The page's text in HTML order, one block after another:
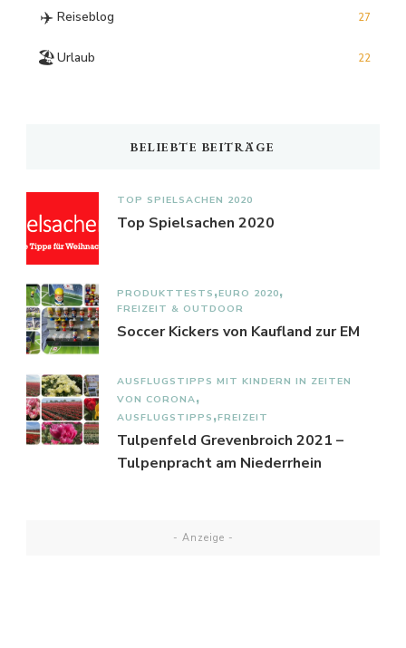
✈️ Reiseblog 27
🏖️Urlaub 22
BELIEBTE BEITRÄGE
TOP SPIELSACHEN 2020
Top Spielsachen 2020
PRODUKTTESTS EURO 2020
FREIZEIT & OUTDOOR
Soccer Kickers von Kaufland zur EM
AUSFLUGSTIPPS MIT KINDERN IN ZEITEN
VON CORONA
AUSFLUGSTIPPS FREIZEIT
Tulpenfeld Grevenbroich 2021 –
Tulpenpracht am Niederrhein
- Anzeige -